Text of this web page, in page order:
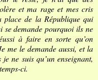
et ma rage et mes cris
place de la République qui
se demande pourquoi ils ne
à faire en sorte qu’on
me le demande aussi, et la
ne suis qu’un enseignant,
ci.